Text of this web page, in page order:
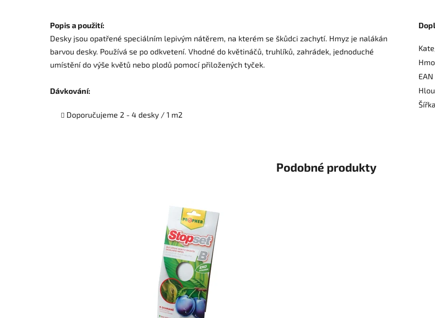
Popis a použití:
Desky jsou opatřené speciálním lepivým nátěrem, na kterém se škůdci zachytí. Hmyz je nalákán
barvou desky. Používá se po odkvetení. Vhodné do květináčů, truhlíků, zahrádek, jednoduché
umístění do výše květů nebo plodů pomocí přiložených tyček.
Dávkování:
Doporučujeme 2 - 4 desky / 1 m2
EAN
Podobné produkty